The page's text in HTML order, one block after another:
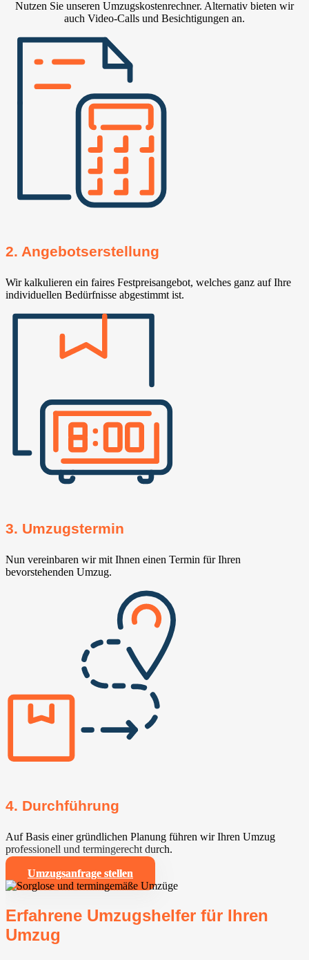
Nutzen Sie unseren Umzugskostenrechner. Alternativ bieten wir
auch Video-Calls und Besichtigungen an.
2. Angebotserstellung
Wir kalkulieren ein faires Festpreisangebot, welches ganz auf Ihre
individuellen Bedürfnisse abgestimmt ist.
3. Umzugstermin
Nun vereinbaren wir mit Ihnen einen Termin für Ihren
bevorstehenden Umzug.
4. Durchführung
Auf Basis einer gründlichen Planung führen wir Ihren Umzug
professionell und termingerecht durch.
Umzugsanfrage stellen
Erfahrene Umzugshelfer für Ihren
Umzug